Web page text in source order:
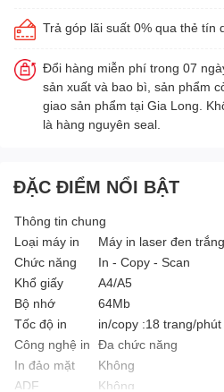
Trả góp lãi suất 0% qua thẻ tín
Đổi hàng miễn phí trong 07
sản xuất và bao bì, sản phẩm
giao sản phẩm tại Gia Long.
là hàng nguyên seal.
ĐẶC ĐIỂM NỔI BẬT
Thông tin chung
Loại máy in
Máy in laser đen trắng
Chức năng
In - Copy - Scan
Khổ giấy
A4/A5
Bộ nhớ
64Mb
Tốc độ in
in/copy :18 trang/phút
Công nghệ in Đa chức năng
In đảo mặt
Không
ADF
Không